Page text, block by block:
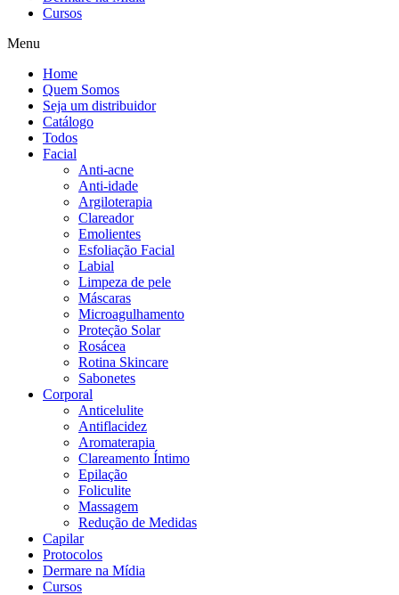
Cursos
Menu
Home
Quem Somos
Seja um distribuidor
Catálogo
Todos
Facial
Anti-acne
Anti-idade
Argiloterapia
Clareador
Emolientes
Esfoliação Facial
Labial
Limpeza de pele
Máscaras
Microagulhamento
Proteção Solar
Rosácea
Rotina Skincare
Sabonetes
Corporal
Anticelulite
Antiflacidez
Aromaterapia
Clareamento Íntimo
Epilação
Foliculite
Massagem
Redução de Medidas
Capilar
Protocolos
Dermare na Mídia
Cursos